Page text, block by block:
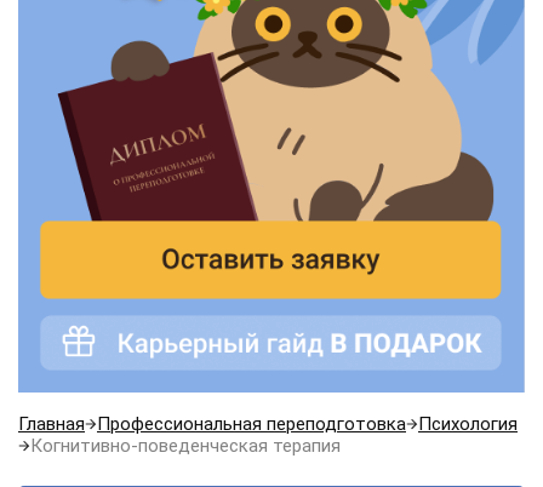
Главная Профессиональная переподготовка
Психология
Когнитивно-поведенческая терапия